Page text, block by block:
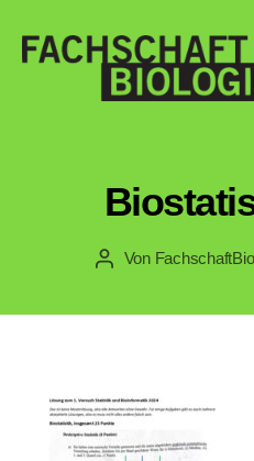
Beitragsautor
Von FachschaftBio